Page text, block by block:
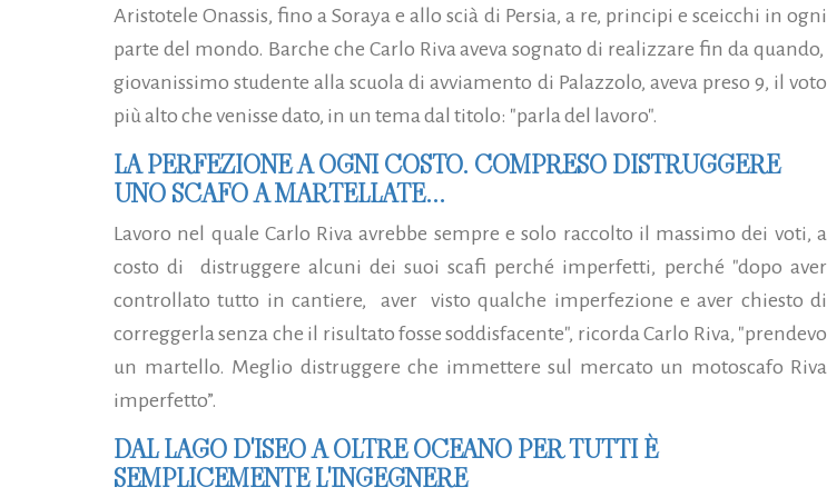
Aristotele Onassis, fino a Soraya e allo scià di Persia, a re, principi e sceicchi in ogni
parte del mondo. Barche che Carlo Riva aveva sognato di realizzare fin da quando,
giovanissimo studente alla scuola di avviamento di Palazzolo, aveva preso 9, il voto
più alto che venisse dato, in un tema dal titolo: "parla del lavoro".
LA PERFEZIONE A OGNI COSTO. COMPRESO DISTRUGGERE
UNO SCAFO A MARTELLATE...
Lavoro nel quale Carlo Riva avrebbe sempre e solo raccolto il massimo dei voti, a
costo di distruggere alcuni dei suoi scafi perché imperfetti, perché "dopo aver
controllato tutto in cantiere, aver visto qualche imperfezione e aver chiesto di
correggerla senza che il risultato fosse soddisfacente", ricorda Carlo Riva, "prendevo
un martello. Meglio distruggere che immettere sul mercato un motoscafo Riva
imperfetto”.
DAL LAGO D'ISEO A OLTRE OCEANO PER TUTTI È
SEMPLICEMENTE L'INGEGNERE